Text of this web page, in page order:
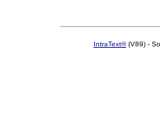
IntraText®(V89) -